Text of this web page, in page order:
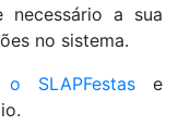
necessário a sua
no sistema.
SLAPFestas e